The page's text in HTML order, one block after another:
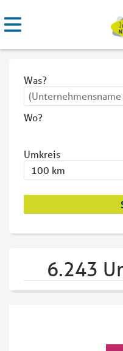
Was?
Wo?
Umkreis
6.243